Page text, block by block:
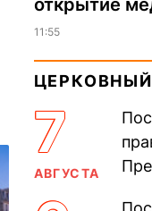
открытие
11:55
7
АВГУСТА